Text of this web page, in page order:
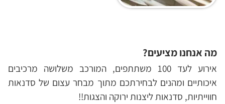
מה אנחנו מציעים?
אירוע לעד 100 משתתפים, המורכב משלושה מרכיבים
איכותיים ומהנים לבחירתכם מתוך מבחר עצום של סדנאות
חווייתיות, סדנאות ליצנות ירוקה והצגות!!